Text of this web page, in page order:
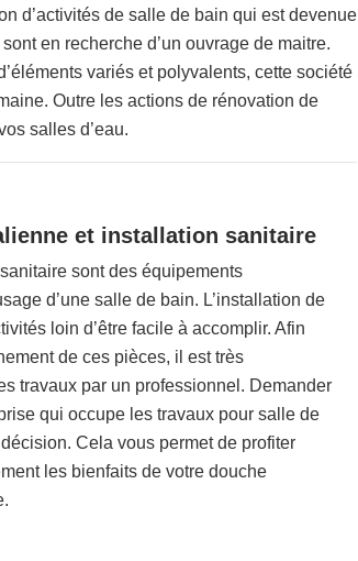
d’activités de salle de bain qui est devenue
en recherche d’un ouvrage de maitre.
variés et polyvalents, cette société
Outre les actions de rénovation de
salles d’eau.
et installation sanitaire
sont des équipements
d’une salle de bain. L’installation de
loin d’être facile à accomplir. Afin
de ces pièces, il est très
travaux par un professionnel. Demander
qui occupe les travaux pour salle de
Cela vous permet de profiter
les bienfaits de votre douche